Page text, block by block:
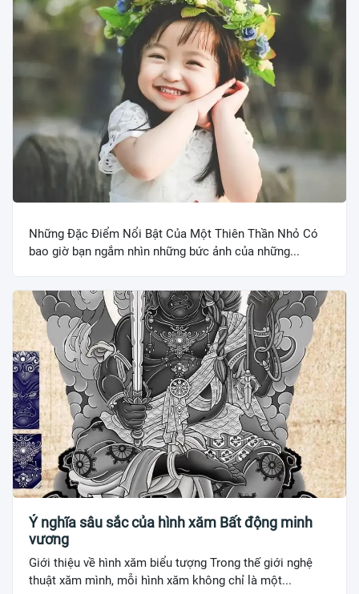
Những Đặc Điểm Nổi Bật Của Một Thiên Thần Nhỏ Có
bao giờ bạn ngắm nhìn những bức ảnh của những...
Ý nghĩa sâu sắc của hình xăm Bất động minh
vương
Giới thiệu về hình xăm biểu tượng Trong thế giới nghệ
thuật xăm mình, mỗi hình xăm không chỉ là một...